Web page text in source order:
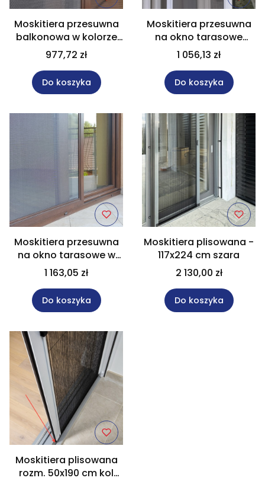
Moskitiera przesuwna
balkonowa w kolorze
"jasny dąb" rozm.
100x210 cm
977,72 zł
Do koszyka
Moskitiera przesuwna
na okno tarasowe
rozm. 85x225 cm
1 056,13 zł
Do koszyka
Moskitiera przesuwna
na okno tarasowe w
kolorze "grafit" rozm.
113x215 cm
1 163,05 zł
Do koszyka
Moskitiera plisowana -
117x224 cm szara
2 130,00 zł
Do koszyka
Moskitiera plisowana
rozm. 50x190 cm kol